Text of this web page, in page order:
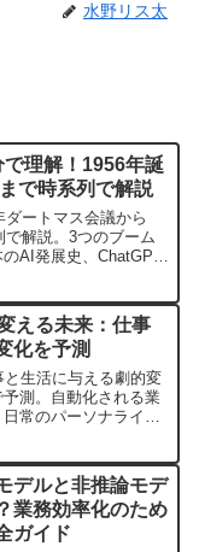
水野リス太
理解！1956年誕
で時系列で解説
ートマス会議から
で解説。3つのブーム
AI発展史、ChatGPT
すく説明。
える未来：仕事
化を予測
生活に与える劇的変
測。自動化される業
常のパーソナライズ
デルと非推論モデ
業務効率化のため
ガイド